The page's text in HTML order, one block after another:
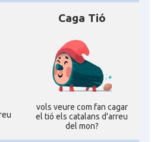
Caga Tió
vols veure com fan cagar
el tió els catalans d'arreu
del mon?